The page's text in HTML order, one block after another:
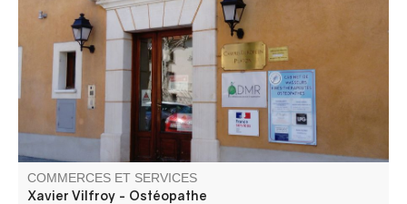
COMMERCES ET SERVICES
Xavier Vilfroy - Ostéopathe